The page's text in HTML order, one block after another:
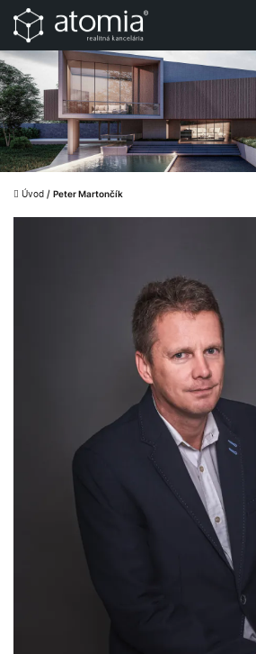
Úvod / Peter Martončík